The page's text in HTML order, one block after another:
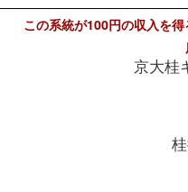
この系統が100円の収入を
京大桂